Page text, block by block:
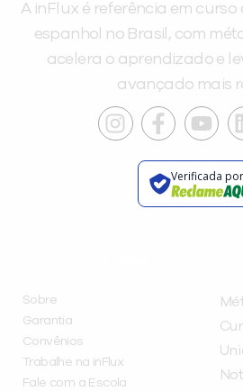
A inFlux é referência em curso
espanhol no Brasil, com
acelera o aprendizado e
avançado mais
Verificada por
Sobre
Garantia
Convênios
Trabalhe na inFlux
Fale com a Escola